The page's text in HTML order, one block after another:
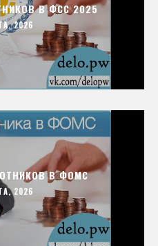
В ФСС 2025
2026
В ФОМС
2026